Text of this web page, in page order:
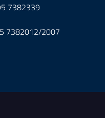
7382339
7382012/2007